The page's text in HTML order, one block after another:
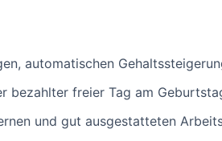
automatischen
bezahlter freier Tag am
und gut ausgestatteten